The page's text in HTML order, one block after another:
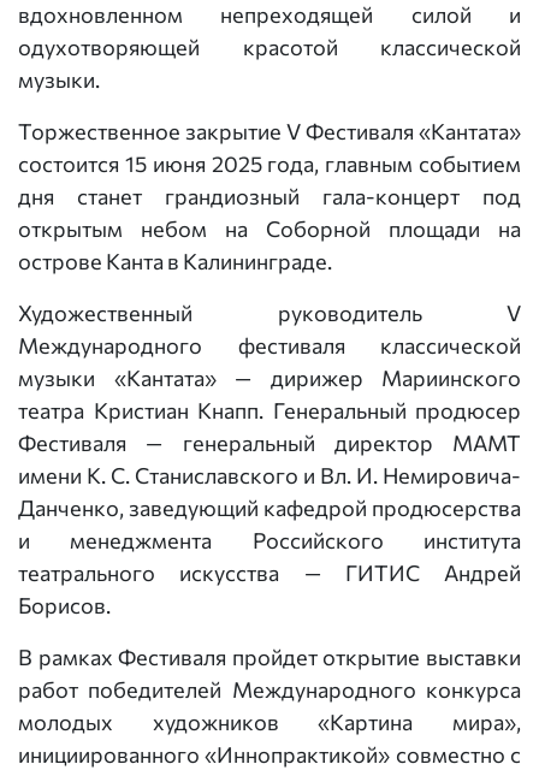
вдохновленном непреходящей силой и
одухотворяющей красотой классической
музыки.
Торжественное закрытие V Фестиваля «Кантата»
состоится 15 июня 2025 года, главным событием
дня станет грандиозный гала-концерт под
открытым небом на Соборной площади на
острове Канта в Калининграде.
Художественный руководитель V
Международного фестиваля классической
музыки «Кантата» — дирижер Мариинского
театра Кристиан Кнапп. Генеральный продюсер
Фестиваля — генеральный директор МАМТ
имени К. С. Станиславского и Вл. И. Немировича-
Данченко, заведующий кафедрой продюсерства
и менеджмента Российского института
театрального искусства — ГИТИС Андрей
Борисов.
В рамках Фестиваля пройдет открытие выставки
работ победителей Международного конкурса
молодых художников «Картина мира»,
инициированного «Иннопрактикой» совместно с